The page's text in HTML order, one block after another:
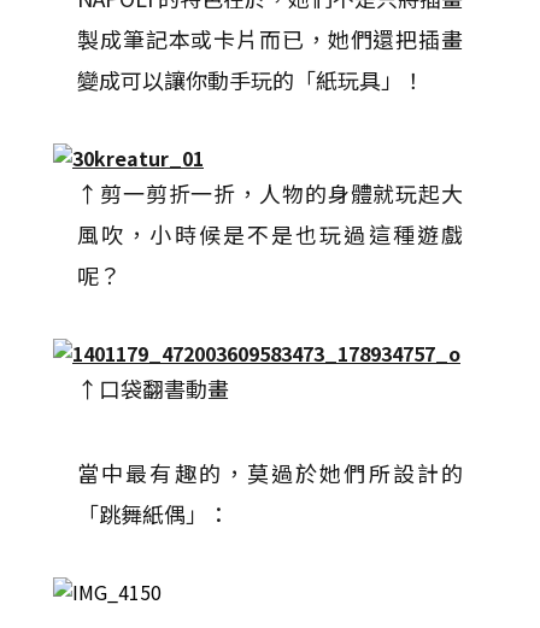
製成筆記本或卡片而已，她們還把插畫
變成可以讓你動手玩的「紙玩具」！
↑剪一剪折一折，人物的身體就玩起大
風吹，小時候是不是也玩過這種遊戲
呢？
↑口袋翻書動畫
當中最有趣的，莫過於她們所設計的
「跳舞紙偶」：